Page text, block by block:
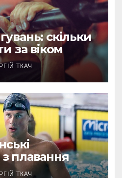
скільки
за віком
ТКАЧ
плавання
ТКАЧ